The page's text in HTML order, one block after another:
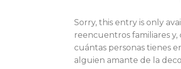
Sorry, this entry is only
reencuentros familiares y,
cuántas personas tienes
alguien amante de la